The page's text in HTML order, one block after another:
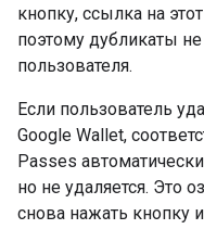
кнопку, ссылка на
поэтому дубликаты
пользователя.
Если пользователь
Google Wallet,
Passes
но не удаляется. Это
снова нажать кнопку